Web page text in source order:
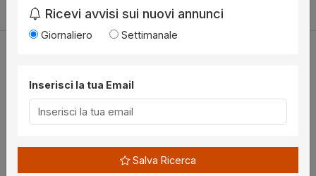
Utilità
Chi siamo
Disclaimer
Ricevi avvisi sui nuovi annunci
Giornaliero Settimanale
Inserisci la tua Email
Salva Ricerca